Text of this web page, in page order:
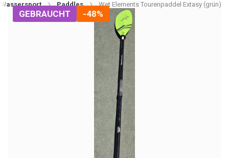
Wassersport Paddles Wet Elements Tourenpaddel Extasy (grün)
GEBRAUCHT -48%